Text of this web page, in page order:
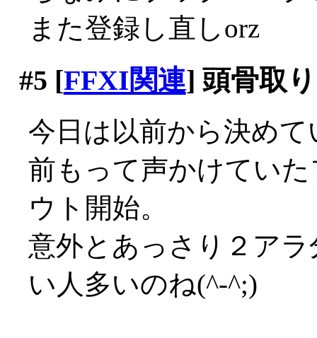
また登録し直しorz
#5 [FFXI関連] 頭骨取
今日は以前から決め
前もって声かけてい
ウト開始。
意外とあっさり２ア
い人多いのね(^-^;)